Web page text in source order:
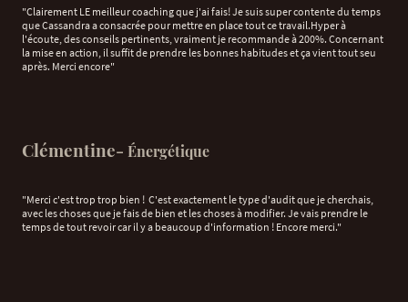
"Clairement LE meilleur coaching que j'ai fais! Je suis super contente du temps
que Cassandra a consacrée pour mettre en place tout ce travail.Hyper à
l'écoute, des conseils pertinents, vraiment je recommande à 200%. Concernant
la mise en action, il suffit de prendre les bonnes habitudes et ça vient tout seu
après. Merci encore"
Clémentine- Énergétique
"Merci c'est trop trop bien ! C'est exactement le type d'audit que je cherchais,
avec les choses que je fais de bien et les choses à modifier. Je vais prendre le
temps de tout revoir car il y a beaucoup d'information ! Encore merci."